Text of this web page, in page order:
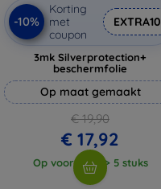
-10%
Korting
met
coupon
EXTRA10
3mk Silverprotection+
beschermfolie
Op maat gemaakt
€ 19,90
€ 17,92
Op voorraad: > 5 stuks